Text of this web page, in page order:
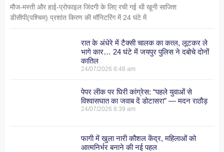
मौज-मस्ती और हाई-प्रोफाइल जिंदगी के लिए रची गई थी खूनी साजिश
डीसीपी(पश्चिम) प्रशांत किरण की मॉनिटरिंग में 24 घंटे में
रात के अंधेरे में टैक्सी चालक का कत्ल, लूटकर ले
भागे कार… 24 घंटे में जयपुर पुलिस ने दबोचे दोनों
कातिल
24/07/20268:48 am
पेपर लीक पर घिरी कांग्रेस: “पहले युवाओं से
विश्वासघात का जवाब दें डोटासरा” — मदन राठौड़
24/07/20268:39 am
फागी में खुला नारी कौशल केंद्र, महिलाओं को
आत्मनिर्भर बनाने की नई पहल